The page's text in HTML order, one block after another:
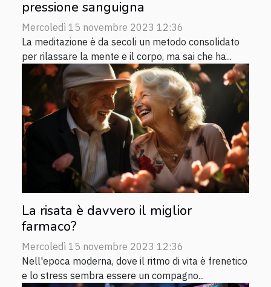
pressione sanguigna
Mercoledì 15 novembre 2023 12:36
La meditazione è da secoli un metodo consolidato
per rilassare la mente e il corpo, ma sai che ha...
La risata è davvero il miglior
farmaco?
Mercoledì 15 novembre 2023 12:36
Nell'epoca moderna, dove il ritmo di vita è frenetico
e lo stress sembra essere un compagno...